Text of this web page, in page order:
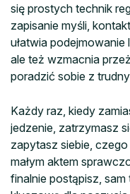
się prostych technik
zapisanie myśli,
ułatwia
ale też wzmacnia
poradzić sobie z
Każdy raz, kiedy
jedzenie, zatrzymasz
zapytasz siebie,
małym aktem
finalnie postąpisz,